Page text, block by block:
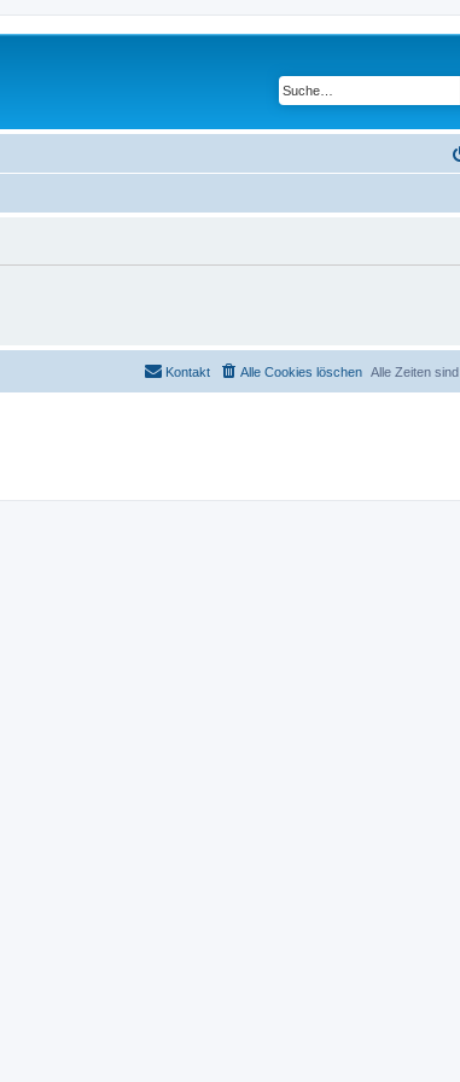
Alle Zeiten sind
Alle Cookies löschen
Kontakt